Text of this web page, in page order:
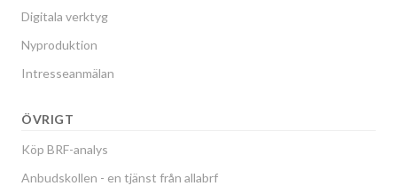
Digitala verktyg
Nyproduktion
Intresseanmälan
ÖVRIGT
Köp BRF-analys
Anbudskollen - en tjänst från allabrf